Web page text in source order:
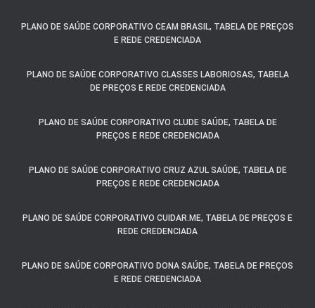
PLANO DE SAÚDE CORPORATIVO CEAM BRASIL, TABELA DE PREÇOS
E REDE CREDENCIADA
PLANO DE SAÚDE CORPORATIVO CLASSES LABORIOSAS, TABELA
DE PREÇOS E REDE CREDENCIADA
PLANO DE SAÚDE CORPORATIVO CLUDE SAÚDE, TABELA DE
PREÇOS E REDE CREDENCIADA
PLANO DE SAÚDE CORPORATIVO CRUZ AZUL SAÚDE, TABELA DE
PREÇOS E REDE CREDENCIADA
PLANO DE SAÚDE CORPORATIVO CUIDAR.ME, TABELA DE PREÇOS E
REDE CREDENCIADA
PLANO DE SAÚDE CORPORATIVO DONA SAÚDE, TABELA DE PREÇOS
E REDE CREDENCIADA